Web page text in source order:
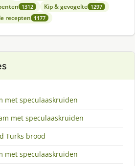
1312 Kip & gevogelte 1297
recepten 1177
met speculaaskruiden
met speculaaskruiden
Turks brood
met speculaaskruiden